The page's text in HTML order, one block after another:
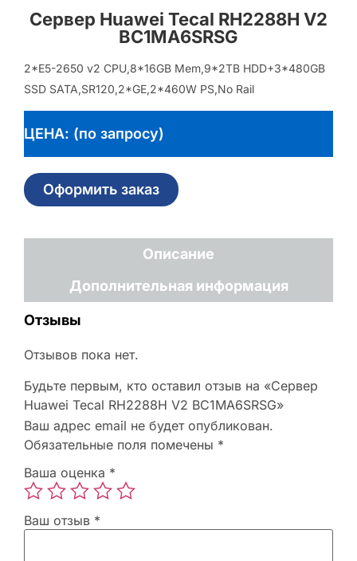
Сервер Huawei Tecal RH2288H V2
BC1MA6SRSG
2*E5-2650 v2 CPU,8*16GB Mem,9*2TB HDD+3*480GB
SSD SATA,SR120,2*GE,2*460W PS,No Rail
ЦЕНА: (по запросу)
Оформить заказ
Описание
Дополнительная информация
Отзывы
Отзывов пока нет.
Будьте первым, кто оставил отзыв на «Сервер
Huawei Tecal RH2288H V2 BC1MA6SRSG»
Ваш адрес email не будет опубликован.
Обязательные поля помечены *
Ваша оценка *
Ваш отзыв *